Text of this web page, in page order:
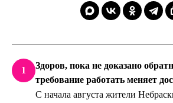
1
Здоров, пока не доказано
требование работать меняет
С начала августа жители